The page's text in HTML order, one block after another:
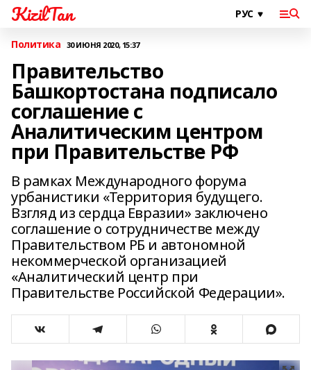
KizilTan
Политика 30 ИЮНЯ 2020, 15:37
Правительство
Башкортостана подписало
соглашение с
Аналитическим центром
при Правительстве РФ
В рамках Международного форума
урбанистики «Территория будущего.
Взгляд из сердца Евразии» заключено
соглашение о сотрудничестве между
Правительством РБ и автономной
некоммерческой организацией
«Аналитический центр при
Правительстве Российской Федерации».